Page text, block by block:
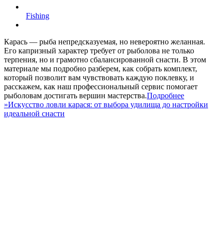
Fishing
Карась — рыба непредсказуемая, но невероятно желанная.
Его капризный характер требует от рыболова не только
терпения, но и грамотно сбалансированной снасти. В этом
материале мы подробно разберем, как собрать комплект,
который позволит вам чувствовать каждую поклевку, и
расскажем, как наш профессиональный сервис помогает
рыболовам достигать вершин мастерства.Подробнее
»Искусство ловли карася: от выбора удилища до настройки
идеальной снасти